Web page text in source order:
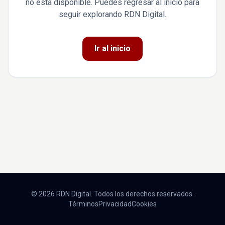
no está disponible. Puedes regresar al inicio para
seguir explorando RDN Digital.
Ir al inicio
© 2026 RDN Digital. Todos los derechos reservados.
TérminosPrivacidadCookies